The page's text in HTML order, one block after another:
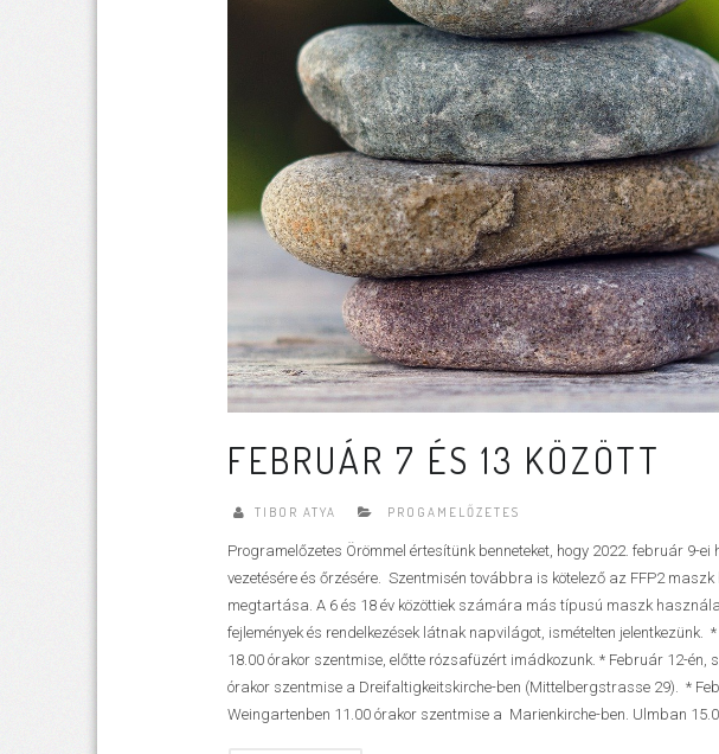
FEBRUÁR 7 ÉS 13 KÖZÖTT
TIBOR ATYA PROGAMELŐZETES
Programelőzetes Örömmel értesítünk benneteket, hogy 2022. február 9-
vezetésére és őrzésére. Szentmisén továbbra is kötelező az FFP2
megtartása. A 6 és 18 év közöttiek számára más típusú maszk
fejlemények és rendelkezések látnak napvilágot, ismételten jelentkezünk.
18.00 órakor szentmise, előtte rózsafüzért imádkozunk. * Február 12-én,
órakor szentmise a Dreifaltigkeitskirche-ben (Mittelbergstrasse 29). *
Weingartenben 11.00 órakor szentmise a Marienkirche-ben. Ulmban 15.00